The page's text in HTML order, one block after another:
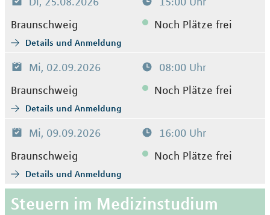
Braunschweig
Noch Plätze frei
Details und Anmeldung
Mi, 02.09.2026
08:00 Uhr
Braunschweig
Noch Plätze frei
Details und Anmeldung
Mi, 09.09.2026
16:00 Uhr
Braunschweig
Noch Plätze frei
Details und Anmeldung
Steuern im Medizinstudium